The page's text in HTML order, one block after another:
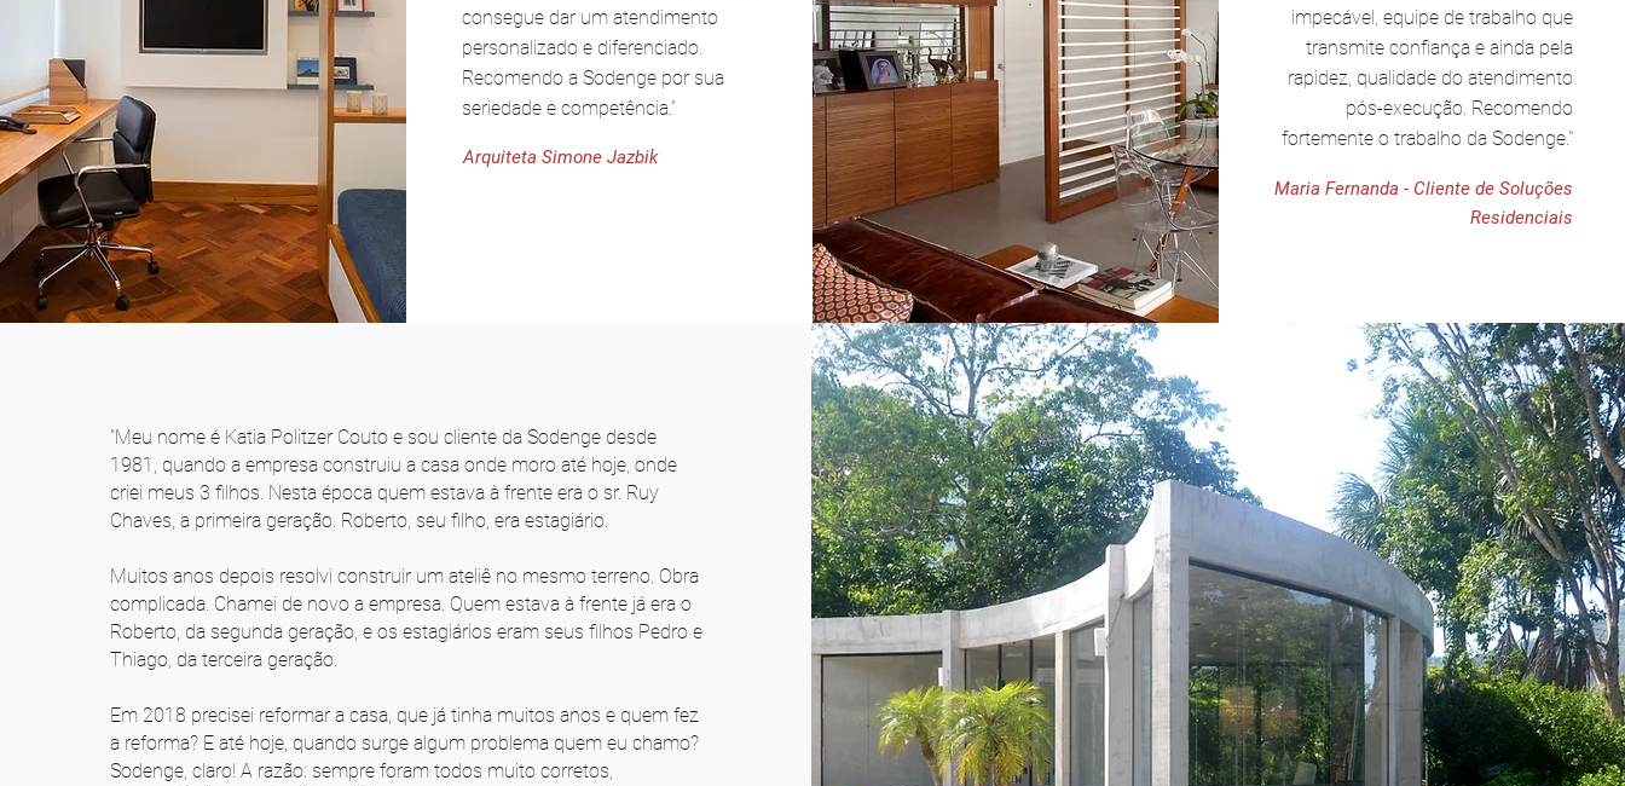
consegue dar um atendimento
personalizado e diferenciado.
Recomendo a Sodenge por sua
seriedade e competência.”
Arquiteta Simone Jazbik
impecável, equipe de trabalho que
transmite confiança e ainda pela
rapidez, qualidade do atendimento
pós-execução. Recomendo
fortemente o trabalho da Sodenge."
Maria Fernanda - Cliente de Soluções
Residenciais
"Meu nome é Katia Politzer Couto e sou cliente da Sodenge desde
1981, quando a empresa construiu a casa onde moro até hoje, onde
criei meus 3 filhos. Nesta época quem estava à frente era o sr. Ruy
Chaves, a primeira geração. Roberto, seu filho, era estagiário.
Muitos anos depois resolvi construir um ateliê no mesmo terreno. Obra
complicada. Chamei de novo a empresa. Quem estava à frente já era o
Roberto, da segunda geração, e os estagiários eram seus filhos Pedro e
Thiago, da terceira geração.
Em 2018 precisei reformar a casa, que já tinha muitos anos e quem fez
a reforma? E até hoje, quando surge algum problema quem eu chamo?
Sodenge, claro! A razão: sempre foram todos muito corretos,